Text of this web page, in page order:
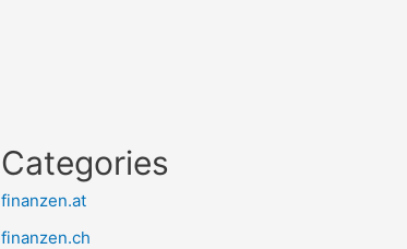
Categories
finanzen.at
finanzen.ch